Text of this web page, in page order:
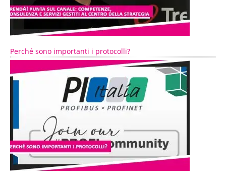
Perché sono importanti i protocolli?